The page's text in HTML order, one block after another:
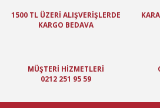
1500 TL ÜZERİ ALIŞVERİŞLERDE
KARGO BEDAVA
MÜŞTERİ HİZMETLERİ
0212 251 95 59